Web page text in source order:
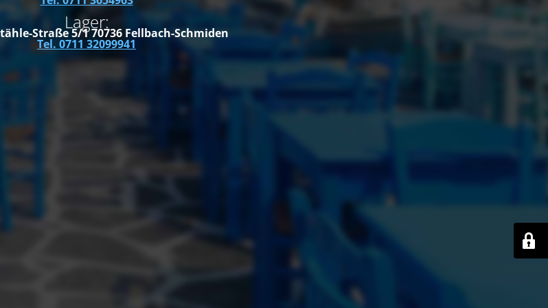
Lager:
Straße 5/1 70736 Fellbach-Schmiden
Tel. 0711 32099941